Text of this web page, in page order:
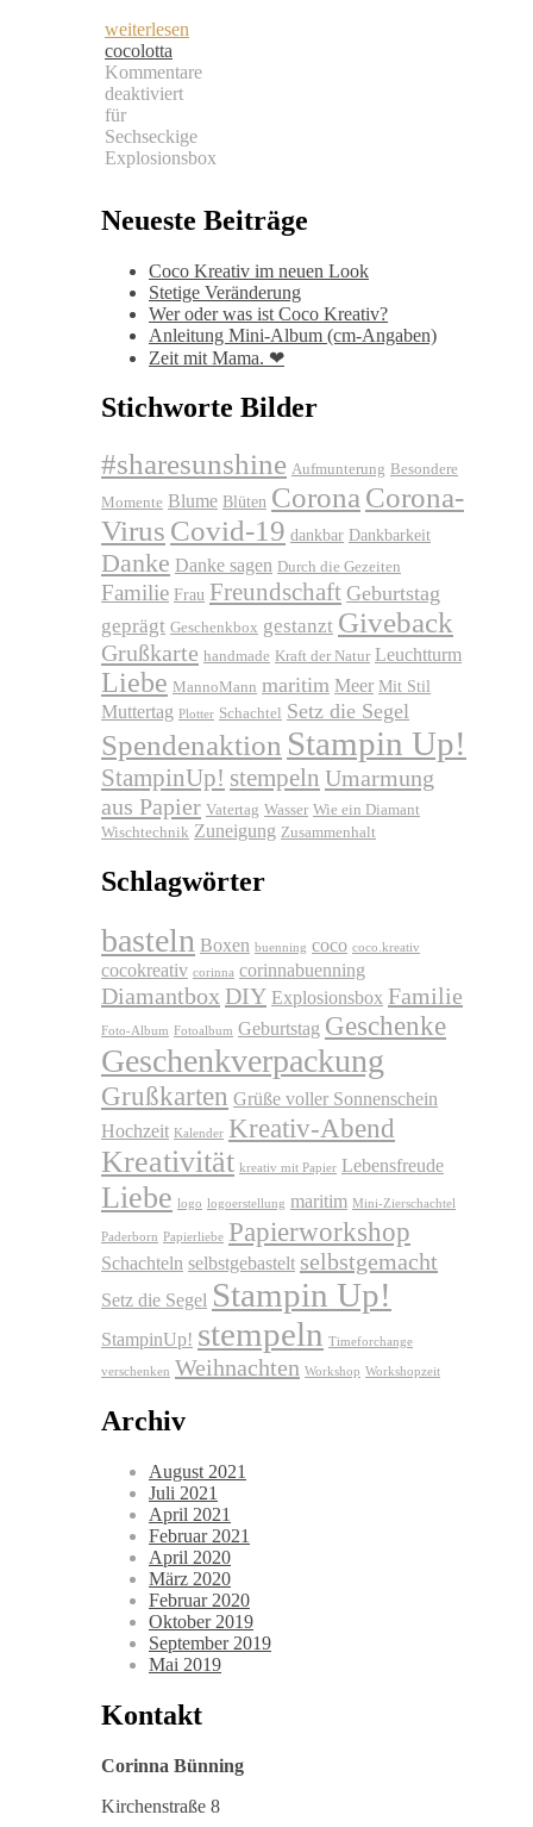
weiterlesen
cocolotta
Kommentare
deaktiviert
für
Sechseckige
Explosionsbox
Neueste Beiträge
Coco Kreativ im neuen Look
Stetige Veränderung
Wer oder was ist Coco Kreativ?
Anleitung Mini-Album (cm-Angaben)
Zeit mit Mama. ❤
Stichworte Bilder
#sharesunshine Aufmunterung Besondere
Momente Blume Blüten Corona Corona-
Virus Covid-19 dankbar Dankbarkeit
Danke Danke sagen Durch die Gezeiten
Familie Frau Freundschaft Geburtstag
geprägt Geschenkbox gestanzt Giveback
Grußkarte handmade Kraft der Natur Leuchtturm
Liebe MannoMann maritim Meer Mit Stil
Muttertag Plotter Schachtel Setz die Segel
Spendenaktion Stampin Up!
StampinUp! stempeln Umarmung
aus Papier Vatertag Wasser Wie ein Diamant
Wischtechnik Zuneigung Zusammenhalt
Schlagwörter
basteln Boxen buenning coco coco.kreativ
cocokreativ corinna corinnabuenning
Diamantbox DIY Explosionsbox Familie
Foto-Album Fotoalbum Geburtstag Geschenke
Geschenkverpackung
Grußkarten Grüße voller Sonnenschein
Hochzeit Kalender Kreativ-Abend
Kreativität kreativ mit Papier Lebensfreude
Liebe logo logoerstellung maritim Mini-Zierschachtel
Paderborn Papierliebe Papierworkshop
Schachteln selbstgebastelt selbstgemacht
Setz die Segel Stampin Up!
StampinUp! stempeln Timeforchange
verschenken Weihnachten Workshop Workshopzeit
Archiv
August 2021
Juli 2021
April 2021
Februar 2021
April 2020
März 2020
Februar 2020
Oktober 2019
September 2019
Mai 2019
Kontakt
Corinna Bünning
Kirchenstraße 8